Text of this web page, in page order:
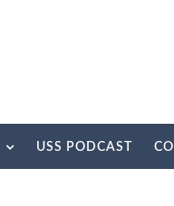
USS PODCAST